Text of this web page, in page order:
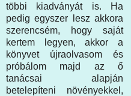
többi kiadványát is. Ha
pedig egyszer lesz akkora
szerencsém, hogy saját
kertem legyen, akkor a
könyvet újraolvasom és
próbálom majd az ő
tanácsai alapján
betelepíteni növényekkel,